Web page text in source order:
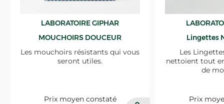
LABORATOIRE GIPHAR
MOUCHOIRS DOUCEUR
Les mouchoirs résistants qui vous
seront utiles.
Prix moyen constaté
Lingettes
Les
nettoient tout
de
Prix